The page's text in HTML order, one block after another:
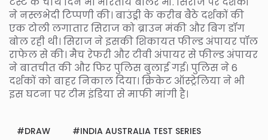
ने नस्लभेदी टिप्पणी की। बाउंड्री के करीब बैठे दर्शकों की
एक टोली लगातार सिराज को ब्राउन मंकी और बिग डॉग
बोल रही थी। सिराज ने इसकी शिकायत फील्ड अंपायर पॉल
राफेल से की। मैच रेफरी और टीवी अंपायर से फील्ड अंपायर
ने बातचीत की और फिर पुलिस बुलाई गई। पुलिस ने 6
दर्शकों को बाहर निकाल दिया। क्रिकेट ऑस्ट्रेलिया ने भी
इस घटना पर टीम इंडिया से माफी मांगी है।
DRAW INDIA AUSTRALIA TEST SERIES